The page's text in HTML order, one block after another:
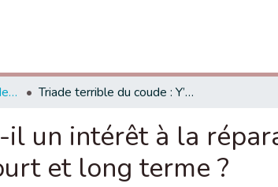
Faculté de Médecine et de Pharmacie - Rabat Triade terrible du coude : Y’a-t-il un intérêt à la réparation du LCM pour prévenir les complications à court et long terme ?
un intérêt à la
et long terme ?